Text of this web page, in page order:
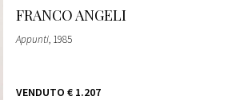
FRANCO ANGELI
Appunti, 1985
VENDUTO € 1.207